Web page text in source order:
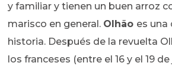
y familiar y tienen un buen arroz
marisco en general. Olhão es una
historia. Después de la revuelta
los franceses (entre el 16 y el 19